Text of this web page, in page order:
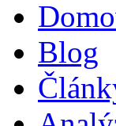
Blog